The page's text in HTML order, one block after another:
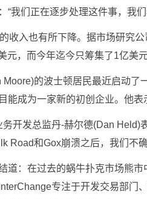
“我们正在逐步处理这件事，我
收入也有所下降。据市场研究
，而今年迄今只筹集了1亿美元
的波士顿居民最近启动了
能成为一家新的初创企业。他表
开发总监丹-赫尔德(Dan Held)
Road和Gox崩溃之后，我们不
道：在过去的蜗牛扑克市场熊
专注于开发交易部门